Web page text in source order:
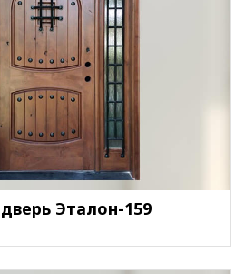
Эталон-159